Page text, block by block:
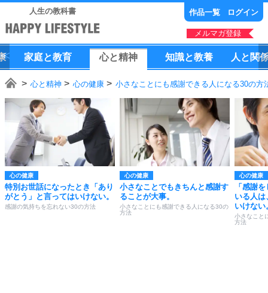
人生の教科書 作品一覧 ログイン
メルマガ登録
家庭と教育 心と精神 知識と教養 人 と 関
心と精神 心の健康 小さなことにも感謝できる人になる30の方
心の健康
特別お世話になったとき「あり
がとう」と言ってはいけない。
感謝の気持ちを忘れない30の方法
心の健康
小さなことでもきちんと感謝す
ることが大事。
小さなことにも感謝できる人になる30の
方法
心の健康
「感謝
いる人
いけない
小さなこと
方法